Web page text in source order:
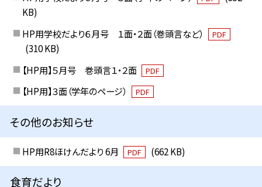
KB)
HP用学校だより６月号 １面・２面（巻頭言など）
PDF
(310 KB)
【HP用】５月号 巻頭言１・２面
PDF
【HP用】３面（学年のページ） PDF
その他のお知らせ
HP用R8ほけんだより 6月 PDF (662 KB)
食育だより